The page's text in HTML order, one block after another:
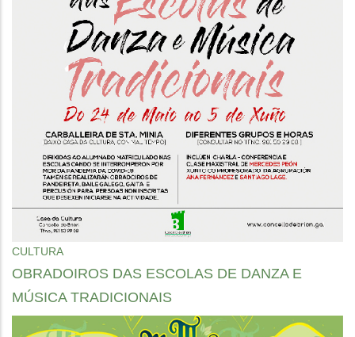
CULTURA
OBRADOIROS DAS ESCOLAS DE DANZA E
MÚSICA TRADICIONAIS